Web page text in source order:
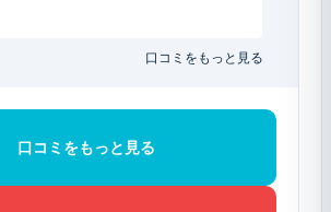
口コミをもっと見る
口コミをもっと見る